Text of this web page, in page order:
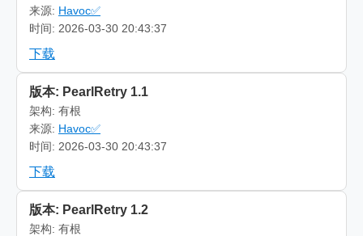
来源: Havoc✅
时间: 2026-03-30 20:43:37
下载
版本: PearlRetry 1.1
架构: 有根
来源: Havoc✅
时间: 2026-03-30 20:43:37
下载
版本: PearlRetry 1.2
架构: 有根